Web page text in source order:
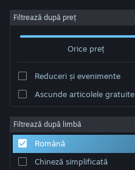
Conectează-te
Despre
Asistență
Filtrează după preț
Orice preț
Reduceri și evenimente
Ascunde articolele gratuite
Filtrează după limbă
Română
Chineză simplificată
Dezvoltator: higopage
Sortează după